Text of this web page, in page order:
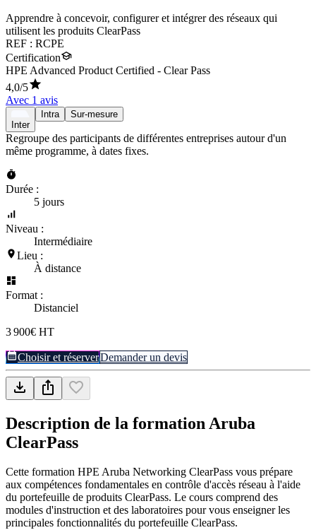
Apprendre à concevoir, configurer et intégrer des réseaux qui
utilisent les produits ClearPass
REF : RCPE
Certification
HPE Advanced Product Certified - Clear Pass
4,0/5
Avec 1 avis
Inter
Intra Sur-mesure
Regroupe des participants de différentes entreprises autour d'un
même programme, à dates fixes.
Durée :
5 jours
Niveau :
Intermédiaire
Lieu :
À distance
Format :
Distanciel
3 900€ HT
Choisir et réserverDemander un devis
Description de la formation Aruba
ClearPass
Cette formation HPE Aruba Networking ClearPass vous prépare
aux compétences fondamentales en contrôle d'accès réseau à l'aide
du portefeuille de produits ClearPass. Le cours comprend des
modules d'instruction et des laboratoires pour vous enseigner les
principales fonctionnalités du portefeuille ClearPass.